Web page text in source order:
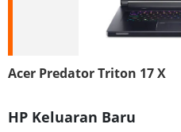
Acer Predator Triton 17 X
HP Keluaran Baru